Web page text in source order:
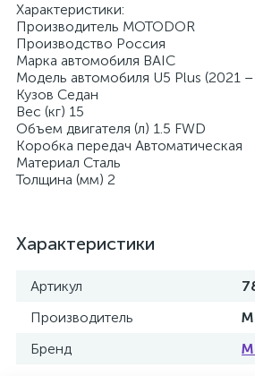
Характеристики:
Производитель MOTODOR
Производство Россия
Марка автомобиля BAIC
Модель автомобиля U5 Plus (2021 –
Кузов Седан
Вес (кг) 15
Объем двигателя (л) 1.5 FWD
Коробка передач Автоматическая
Материал Сталь
Толщина (мм) 2
Характеристики
Артикул
Производитель
Бренд